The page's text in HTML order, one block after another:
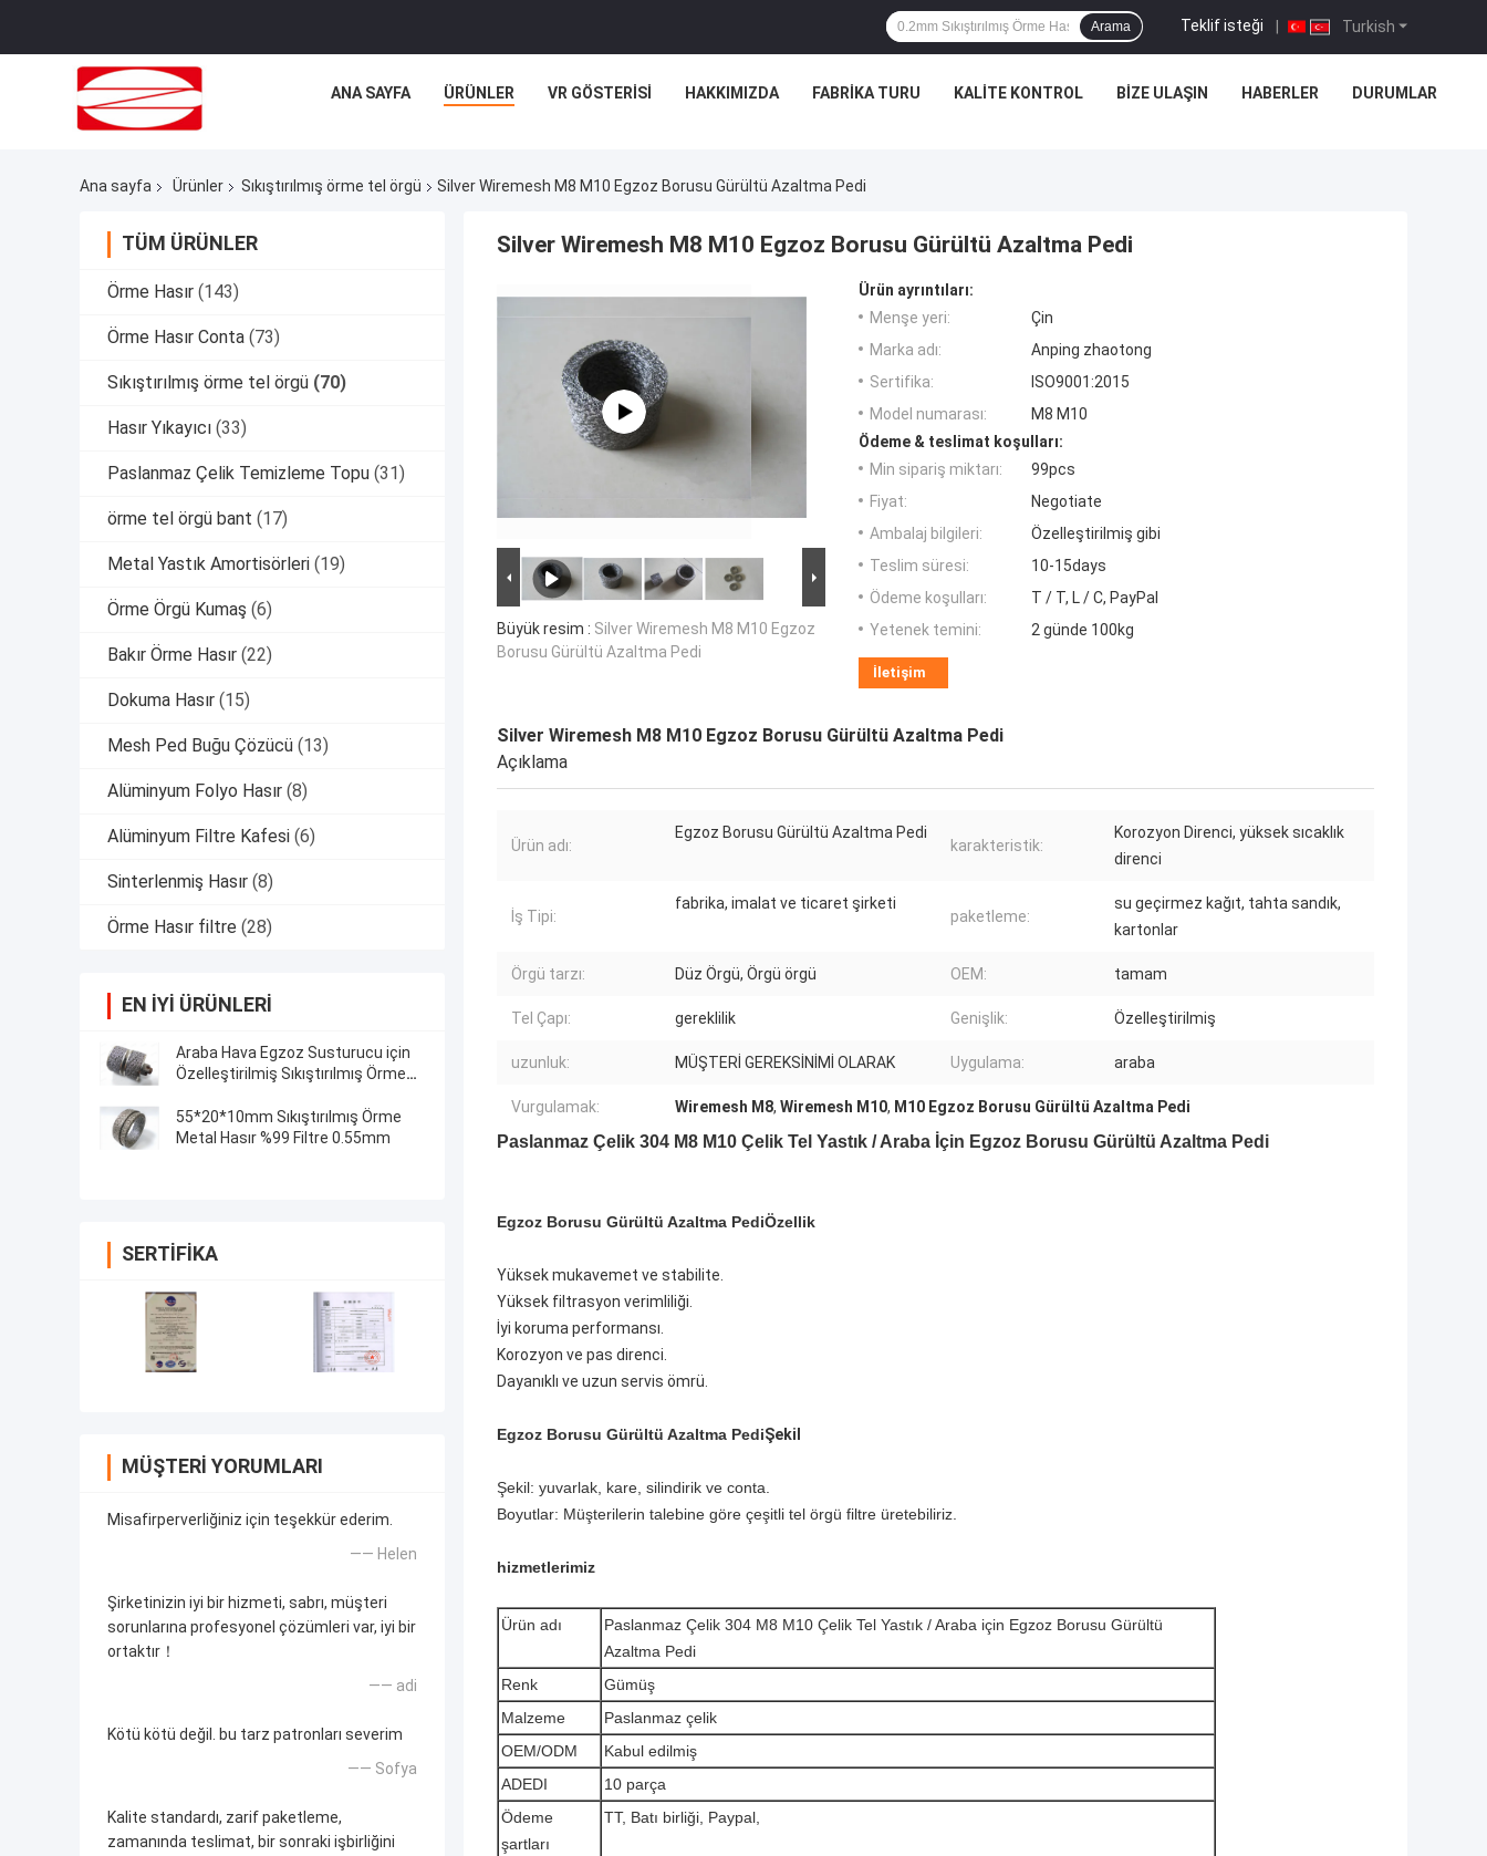
Turkish
Teklif isteği |
Arama
ANA SAYFA ÜRÜNLER VR GÖSTERISI HAKKIMIZDA FABRIKA TURU KALITE KONTROL BIZE ULAŞIN HABERLER DURUMLAR
Ana sayfa Ürünler Sıkıştırılmış örme tel örgü Silver Wiremesh M8 M10 Egzoz Borusu Gürültü Azaltma Pedi
TÜM ÜRÜNLER
Örme Hasır (143)
Örme Hasır Conta (73)
Sıkıştırılmış örme tel örgü (70)
Hasır Yıkayıcı (33)
Paslanmaz Çelik Temizleme Topu (31)
örme tel örgü bant (17)
Metal Yastık Amortisörleri (19)
Örme Örgü Kumaş (6)
Bakır Örme Hasır (22)
Dokuma Hasır (15)
Mesh Ped Buğu Çözücü (13)
Alüminyum Folyo Hasır (8)
Alüminyum Filtre Kafesi (6)
Sinterlenmiş Hasır (8)
Örme Hasır filtre (28)
EN IYI ÜRÜNLERI
Araba Hava Egzoz Susturucu için
Özelleştirilmiş Sıkıştırılmış Örme
55*20*10mm Sıkıştırılmış Örme
Metal Hasır %99 Filtre 0.55mm
SERTIFIKA
MÜŞTERI YORUMLARI
Misafirperverliğiniz için teşekkür ederim.
—— Helen
Şirketinizin iyi bir hizmeti, sabrı, müşteri
sorunlarına profesyonel çözümleri var, iyi bir
ortaktır！
—— adi
Kötü kötü değil. bu tarz patronları severim
—— Sofya
Kalite standardı, zarif paketleme,
zamanında teslimat, bir sonraki işbirliğini
Silver Wiremesh M8 M10 Egzoz Borusu Gürültü Azaltma Pedi
Büyük resim : Silver Wiremesh M8 M10 Egzoz
Borusu Gürültü Azaltma Pedi
Ürün ayrıntıları:
Menşe yeri:
Çin
Marka adı:
Anping zhaotong
Sertifika:
ISO9001:2015
Model numarası:
M8 M10
Ödeme & teslimat koşulları:
Min sipariş miktarı:
99pcs
Fiyat:
Negotiate
Ambalaj bilgileri:
Özelleştirilmiş gibi
Teslim süresi:
10-15days
Ödeme koşulları:
T / T, L / C, PayPal
Yetenek temini:
2 günde 100kg
İletişim
Silver Wiremesh M8 M10 Egzoz Borusu Gürültü Azaltma Pedi
Açıklama
Ürün adı:
Egzoz Borusu Gürültü Azaltma Pedi
karakteristik:
Korozyon Direnci, yüksek sıcaklık
direnci
İş Tipi:
fabrika, imalat ve ticaret şirketi
paketleme:
su geçirmez kağıt, tahta sandık,
kartonlar
Örgü tarzı: Düz Örgü, Örgü örgü OEM: tamam
Tel Çapı: gereklilik Genişlik: Özelleştirilmiş
uzunluk: MÜŞTERİ GEREKSİNİMİ OLARAK Uygulama: araba
Vurgulamak: Wiremesh M8, Wiremesh M10, M10 Egzoz Borusu Gürültü Azaltma Pedi
Paslanmaz Çelik 304 M8 M10 Çelik Tel Yastık / Araba İçin Egzoz Borusu Gürültü Azaltma Pedi
Egzoz Borusu Gürültü Azaltma PediÖzellik
Yüksek mukavemet ve stabilite.
Yüksek filtrasyon verimliliği.
İyi koruma performansı.
Korozyon ve pas direnci.
Dayanıklı ve uzun servis ömrü.
Egzoz Borusu Gürültü Azaltma PediŞekil
Şekil: yuvarlak, kare, silindirik ve conta.
Boyutlar: Müşterilerin talebine göre çeşitli tel örgü filtre üretebiliriz.
hizmetlerimiz
Ürün adı
Paslanmaz Çelik 304 M8 M10 Çelik Tel Yastık / Araba için Egzoz Borusu Gürültü
Azaltma Pedi
Renk
Gümüş
Malzeme
Paslanmaz çelik
OEM/ODM
Kabul edilmiş
ADEDI
10 parça
Ödeme
şartları
TT, Batı birliği, Paypal,